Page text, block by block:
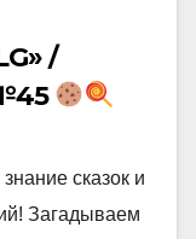
/
сказок и
Загадываем